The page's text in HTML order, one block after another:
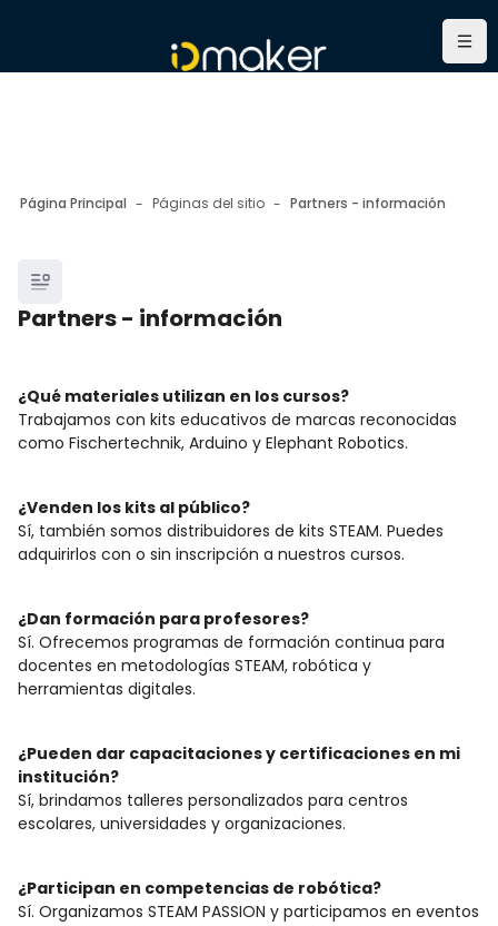
Página Principal Páginas del sitio Partners - información
Bloques
Partners - información
Bloques
¿Qué materiales utilizan en los cursos?
Trabajamos con kits educativos de marcas reconocidas
como Fischertechnik, Arduino y Elephant Robotics.
¿Venden los kits al público?
Sí, también somos distribuidores de kits STEAM. Puedes
adquirirlos con o sin inscripción a nuestros cursos.
¿Dan formación para profesores?
Sí. Ofrecemos programas de formación continua para
docentes en metodologías STEAM, robótica y
herramientas digitales.
¿Pueden dar capacitaciones y certificaciones en mi
institución?
Sí, brindamos talleres personalizados para centros
escolares, universidades y organizaciones.
¿Participan en competencias de robótica?
Sí. Organizamos STEAM PASSION y participamos en eventos